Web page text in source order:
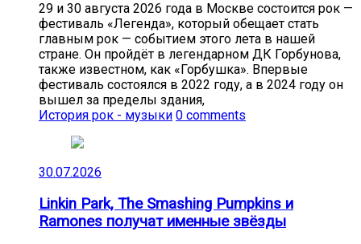
29 и 30 августа 2026 года в Москве состоится рок —
фестиваль «Легенда», который обещает стать
главным рок — событием этого лета в нашей
стране. Он пройдёт в легендарном ДК Горбунова,
также известном, как «Горбушка». Впервые
фестиваль состоялся в 2022 году, а в 2024 году он
вышел за пределы здания,
История рок - музыки 0 comments
30.07.2026
Linkin Park, The Smashing Pumpkins и
Ramones получат именные звёзды